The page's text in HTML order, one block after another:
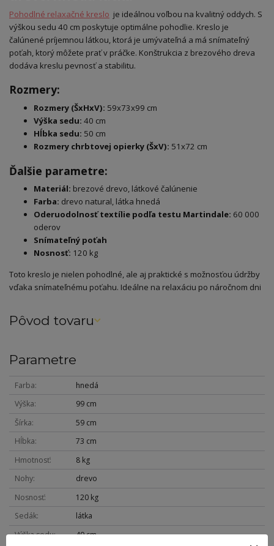
Pohodlné relaxačné kreslo je ideálnou voľbou na kvalitný oddych. S
výškou sedu 40 cm poskytuje optimálne pohodlie. Kreslo je
čalúnené príjemnou látkou, ktorá je umývateľná a má snímateľný
poťah, ktorý môžete prať v práčke. Konštrukcia z brezového dreva
dodáva kreslu pevnosť a stabilitu.
Rozmery:
Rozmery (ŠxHxV): 59x73x99 cm
Výška sedu: 40 cm
Hĺbka sedu: 50 cm
Rozmery chrbtovej opierky (ŠxV): 51x72 cm
Ďalšie parametre:
Materiál: brezové drevo, látkové čalúnenie
Farba: drevo natural, látka hnedá
Oderuodolnosť textílie podľa testu Martindale: 60 000
oderov
Snímateľný poťah
Nosnosť: 120 kg
Toto kreslo je nielen pohodlné, ale aj praktické s možnosťou údržby
vďaka snímateľnému poťahu. Ideálne na relaxáciu po náročnom dni
Pôvod tovaru
Parametre
Farba
hnedá
Výška
99 cm
Šírka
59 cm
Hĺbka
73 cm
Hmotnosť
8 kg
Nohy
drevo
Nosnosť
120 kg
Sedák
látka
Výška sedu
40 cm